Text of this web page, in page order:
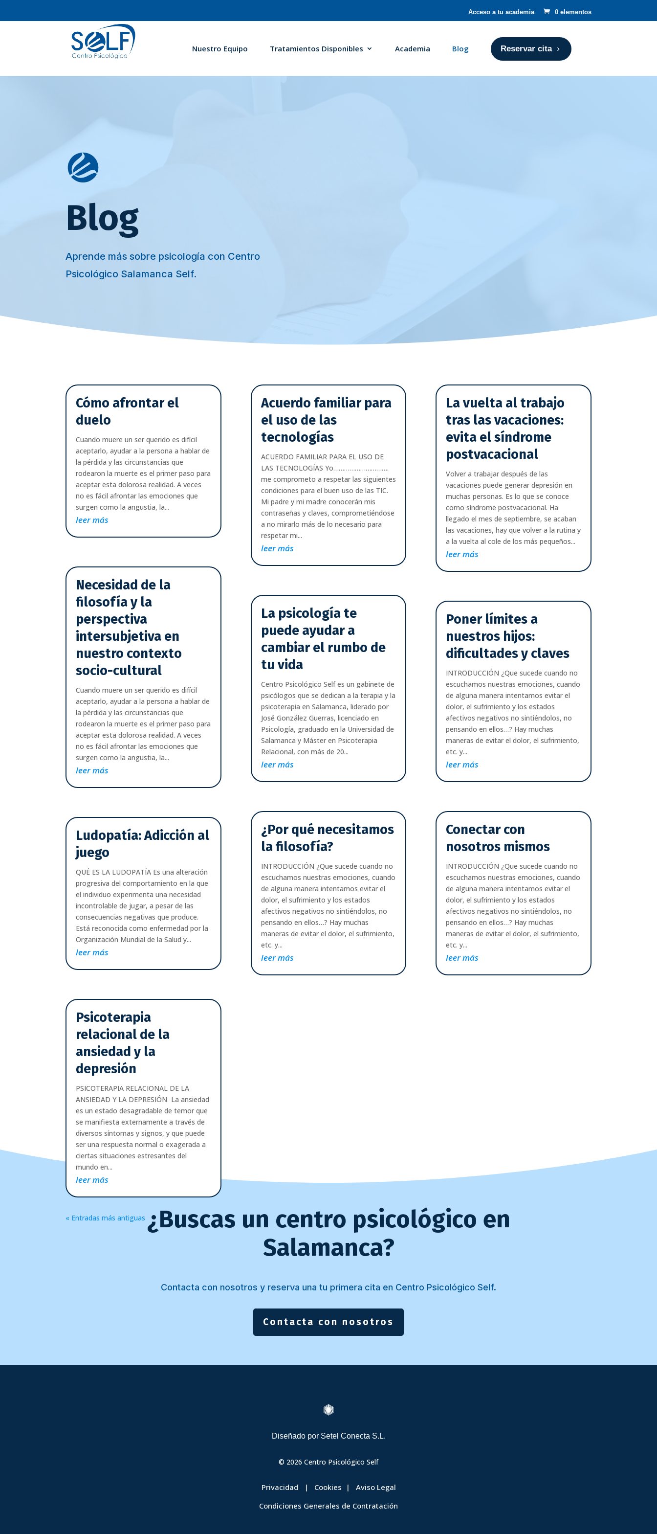
Acceso a tu academia 0 elementos
Nuestro Equipo Tratamientos Disponibles Academia Blog Reservar cita
Blog
Aprende más sobre psicología con Centro
Psicológico Salamanca Self.
Cómo afrontar el
duelo
Cuando muere un ser querido es difícil
aceptarlo, ayudar a la persona a hablar de
la pérdida y las circunstancias que
rodearon la muerte es el primer paso para
aceptar esta dolorosa realidad. A veces
no es fácil afrontar las emociones que
surgen como la angustia, la...
leer más
Necesidad de la
filosofía y la
perspectiva
intersubjetiva en
nuestro contexto
socio-cultural
Cuando muere un ser querido es difícil
aceptarlo, ayudar a la persona a hablar de
la pérdida y las circunstancias que
rodearon la muerte es el primer paso para
aceptar esta dolorosa realidad. A veces
no es fácil afrontar las emociones que
surgen como la angustia, la...
leer más
Ludopatía: Adicción al
juego
QUÉ ES LA LUDOPATÍA Es una alteración
progresiva del comportamiento en la que
el individuo experimenta una necesidad
incontrolable de jugar, a pesar de las
consecuencias negativas que produce.
Está reconocida como enfermedad por la
Organización Mundial de la Salud y...
leer más
Psicoterapia
relacional de la
ansiedad y la
depresión
PSICOTERAPIA RELACIONAL DE LA
ANSIEDAD Y LA DEPRESIÓN La ansiedad
es un estado desagradable de temor que
se manifiesta externamente a través de
diversos síntomas y signos, y que puede
ser una respuesta normal o exagerada a
ciertas situaciones estresantes del
mundo en...
leer más
Acuerdo familiar para
el uso de las
tecnologías
ACUERDO FAMILIAR PARA EL USO DE
LAS TECNOLOGÍAS Yo………………………….
me comprometo a respetar las siguientes
condiciones para el buen uso de las TIC.
Mi padre y mi madre conocerán mis
contraseñas y claves, comprometiéndose
a no mirarlo más de lo necesario para
respetar mi...
leer más
La psicología te
puede ayudar a
cambiar el rumbo de
tu vida
Centro Psicológico Self es un gabinete de
psicólogos que se dedican a la terapia y la
psicoterapia en Salamanca, liderado por
José González Guerras, licenciado en
Psicología, graduado en la Universidad de
Salamanca y Máster en Psicoterapia
Relacional, con más de 20...
leer más
¿Por qué necesitamos
la filosofía?
INTRODUCCIÓN ¿Que sucede cuando no
escuchamos nuestras emociones, cuando
de alguna manera intentamos evitar el
dolor, el sufrimiento y los estados
afectivos negativos no sintiéndolos, no
pensando en ellos…? Hay muchas
maneras de evitar el dolor, el sufrimiento,
etc. y...
leer más
La vuelta al trabajo
tras las vacaciones:
evita el síndrome
postvacacional
Volver a trabajar después de las
vacaciones puede generar depresión en
muchas personas. Es lo que se conoce
como síndrome postvacacional. Ha
llegado el mes de septiembre, se acaban
las vacaciones, hay que volver a la rutina y
a la vuelta al cole de los más pequeños...
leer más
Poner límites a
nuestros hijos:
dificultades y claves
INTRODUCCIÓN ¿Que sucede cuando no
escuchamos nuestras emociones, cuando
de alguna manera intentamos evitar el
dolor, el sufrimiento y los estados
afectivos negativos no sintiéndolos, no
pensando en ellos…? Hay muchas
maneras de evitar el dolor, el sufrimiento,
etc. y...
leer más
Conectar con
nosotros mismos
INTRODUCCIÓN ¿Que sucede cuando no
escuchamos nuestras emociones, cuando
de alguna manera intentamos evitar el
dolor, el sufrimiento y los estados
afectivos negativos no sintiéndolos, no
pensando en ellos…? Hay muchas
maneras de evitar el dolor, el sufrimiento,
etc. y...
leer más
« Entradas más antiguas ¿Buscas un centro psicológico en
Salamanca?
Contacta con nosotros y reserva una tu primera cita en Centro Psicológico Self.
Contacta con nosotros

Diseñado por Setel Conecta S.L.
© 2026 Centro Psicológico Self
Privacidad | Cookies | Aviso Legal
Condiciones Generales de Contratación